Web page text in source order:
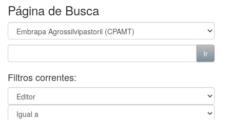
Página de Busca
Filtros correntes: